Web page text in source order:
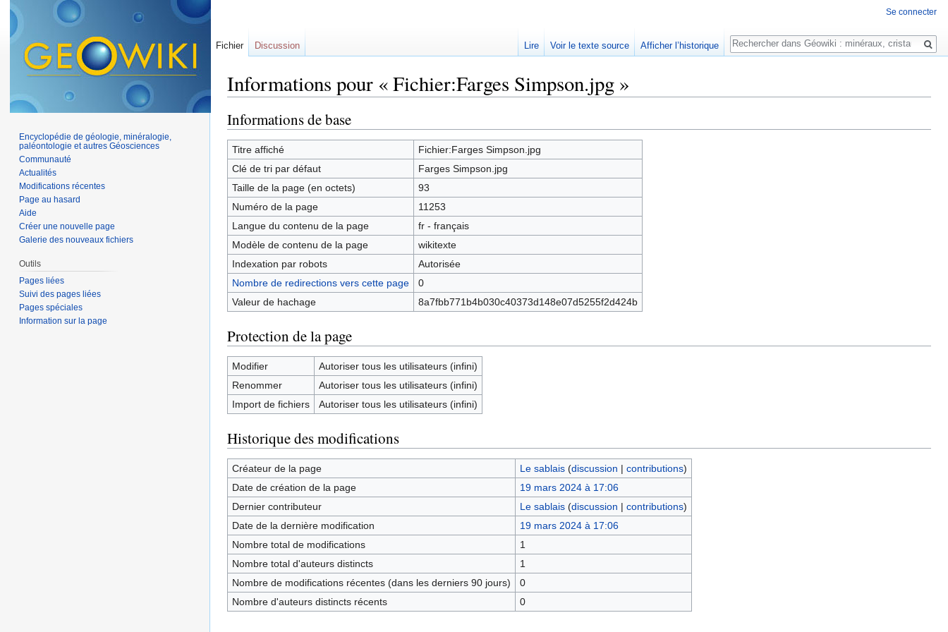
Informations pour « Fichier:Farges Simpson.jpg »
Informations de base
Titre affiché
Fichier:Farges Simpson.jpg
Clé de tri par défaut
Farges Simpson.jpg
Taille de la page (en octets)
93
Numéro de la page
11253
Langue du contenu de la page
fr - français
Modèle de contenu de la page
wikitexte
Indexation par robots
Autorisée
Nombre de redirections vers cette page
0
Valeur de hachage
8a7fbb771b4b030c40373d148e07d5255f2d424b
Protection de la page
Modifier
Autoriser tous les utilisateurs (infini)
Renommer
Autoriser tous les utilisateurs (infini)
Import de fichiers
Autoriser tous les utilisateurs (infini)
Historique des modifications
Créateur de la page Le sablais (discussion | contributions)
Date de création de la page
19 mars 2024 à 17:06
Dernier contributeur
Le sablais (discussion | contributions)
Date de la dernière modification
19 mars 2024 à 17:06
Nombre total de modifications
1
Nombre total d'auteurs distincts
1
Nombre de modifications récentes (dans les derniers 90 jours)
0
Nombre d'auteurs distincts récents
0
Se connecter
Fichier Discussion Lire Voir le texte source Afficher l’historique
Rechercher
Encyclopédie de géologie, minéralogie,
paléontologie et autres Géosciences
Communauté
Actualités
Modifications récentes
Page au hasard
Aide
Créer une nouvelle page
Galerie des nouveaux fichiers
Outils
Pages liées
Suivi des pages liées
Pages spéciales
Information sur la page